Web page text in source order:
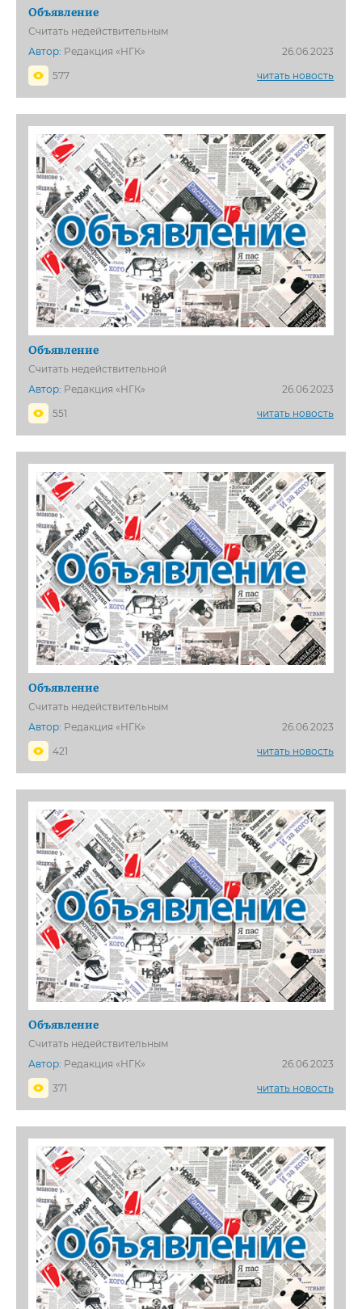
Объявление
Считать недействительным
Автор: Редакция «НГК»
26.06.2023
577
читать новость
Объявление
Считать недействительной
Автор: Редакция «НГК»
26.06.2023
551
читать новость
Объявление
Считать недействительным
Автор: Редакция «НГК»
26.06.2023
421
читать новость
Объявление
Считать недействительным
Автор: Редакция «НГК»
26.06.2023
371
читать новость